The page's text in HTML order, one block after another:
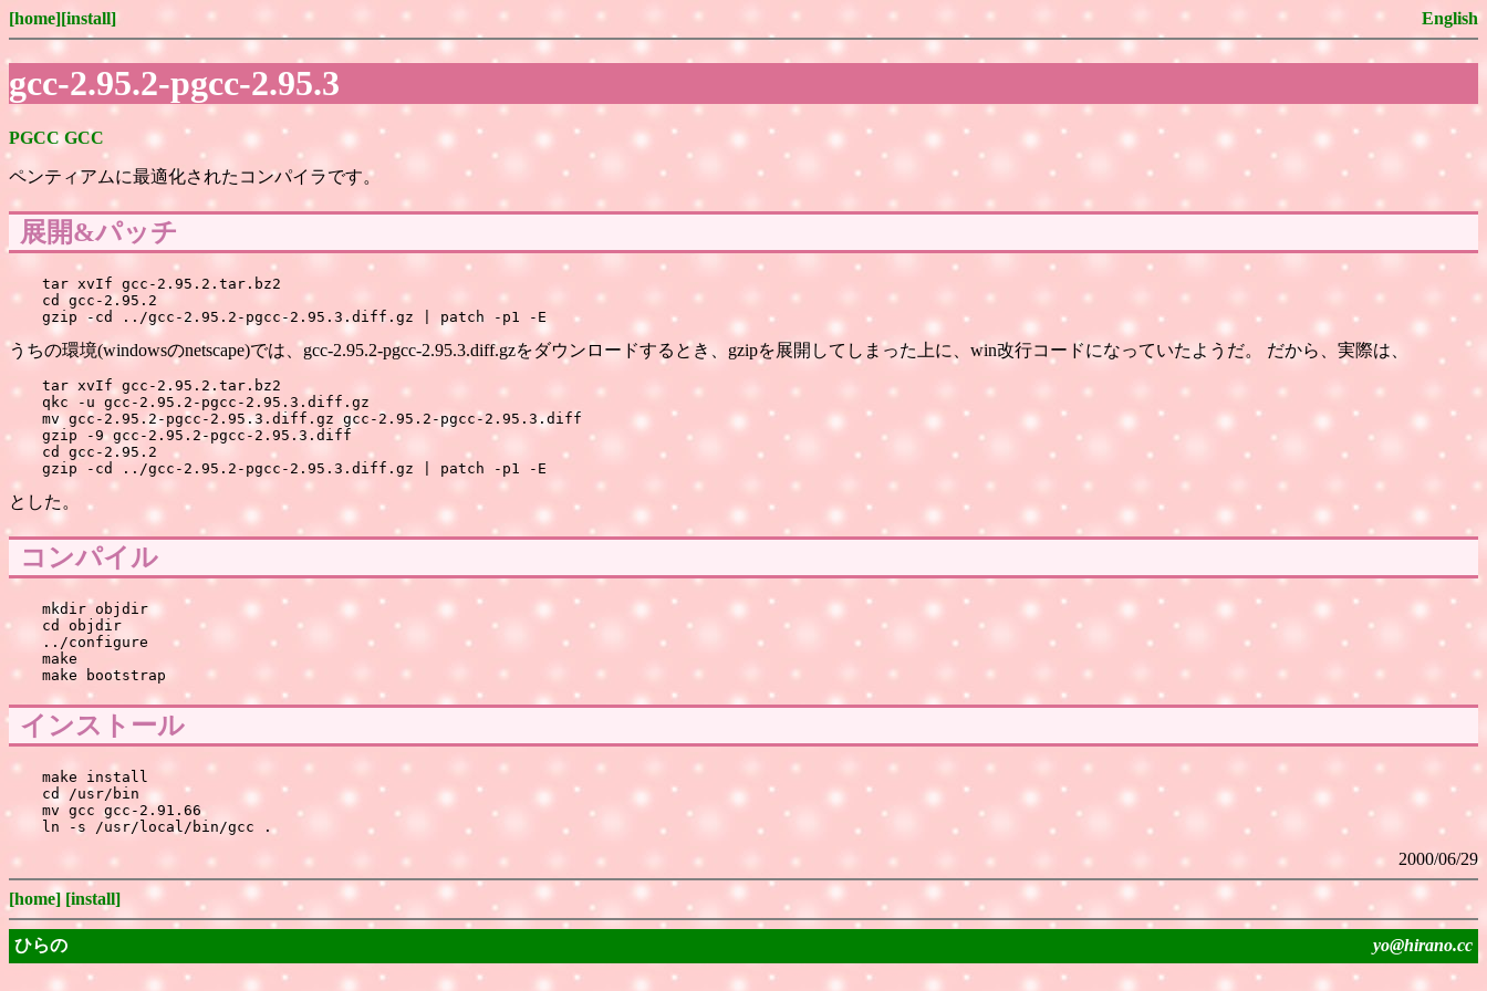
[home][install] English
gcc-2.95.2-pgcc-2.95.3
PGCC GCC
ペンティアムに最適化されたコンパイラです。
展開&パッチ
tar xvIf gcc-2.95.2.tar.bz2
cd gcc-2.95.2
うちの環境(windowsのnetscape)では、gcc-2.95.2-pgcc-2.95.3.diff.gzをダウンロードするとき、gzipを展開してしまった上に、win改行コードになっていたようだ。 だから、実際は、
tar xvIf gcc-2.95.2.tar.bz2
qkc -u gcc-2.95.2-pgcc-2.95.3.diff.gz
mv gcc-2.95.2-pgcc-2.95.3.diff.gz gcc-2.95.2-pgcc-2.95.3.diff
gzip -9 gcc-2.95.2-pgcc-2.95.3.diff
cd gcc-2.95.2
とした。
コンパイル
mkdir objdir
cd objdir
../configure
make
インストール
make install
cd /usr/bin
mv gcc gcc-2.91.66
2000/06/29
[home] [install]
ひらの yo@hirano.cc